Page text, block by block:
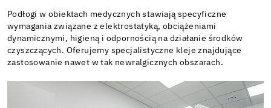
Podłogi w obiektach medycznych stawiają specyficzne
wymagania związane z elektrostatyką, obciążeniami
dynamicznymi, higieną i odpornością na działanie środków
czyszczących. Oferujemy specjalistyczne kleje znajdujące
zastosowanie nawet w tak newralgicznych obszarach.